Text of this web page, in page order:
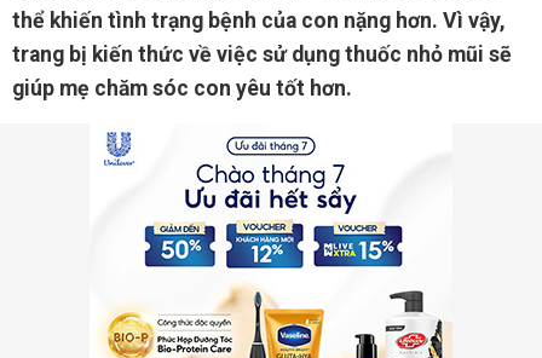
thể khiến tình trạng bệnh của con nặng hơn. Vì vậy,
trang bị kiến thức về việc sử dụng thuốc nhỏ mũi sẽ
giúp mẹ chăm sóc con yêu tốt hơn.